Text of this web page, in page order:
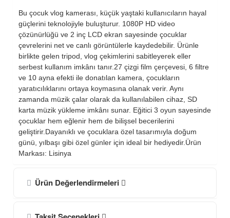
Bu çocuk vlog kamerası, küçük yaştaki kullanıcıların hayal
güçlerini teknolojiyle buluşturur. 1080P HD video
çözünürlüğü ve 2 inç LCD ekran sayesinde çocuklar
çevrelerini net ve canlı görüntülerle kaydedebilir. Ürünle
birlikte gelen tripod, vlog çekimlerini sabitleyerek eller
serbest kullanım imkânı tanır.27 çizgi film çerçevesi, 6 filtre
ve 10 ayna efekti ile donatılan kamera, çocukların
yaratıcılıklarını ortaya koymasına olanak verir. Aynı
zamanda müzik çalar olarak da kullanılabilen cihaz, SD
karta müzik yükleme imkânı sunar. Eğitici 3 oyun sayesinde
çocuklar hem eğlenir hem de bilişsel becerilerini
geliştirir.Dayanıklı ve çocuklara özel tasarımıyla doğum
günü, yılbaşı gibi özel günler için ideal bir hediyedir.Ürün
Markası: Lisinya
Ürün Değerlendirmeleri